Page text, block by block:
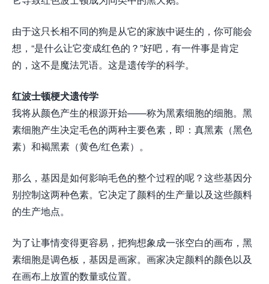
由于这只长相不同的狗是从它的家族中诞生的，你可能会
想，“是什么让它变成红色的？”好吧，有一件事是肯定
的，这不是魔法咒语。这是遗传学的科学。
红波士顿梗犬遗传学
我将从颜色产生的根源开始——称为黑素细胞的细胞。黑
素细胞产生决定毛色的两种主要色素，即：真黑素（黑色
素）和褐黑素（黄色/红色素）。
那么，基因是如何影响毛色的整个过程的呢？这些基因分
别控制这两种色素。它决定了颜料的生产量以及这些颜料
的生产地点。
为了让事情变得更容易，把狗想象成一张空白的画布，黑
素细胞是调色板，基因是画家。画家决定颜料的颜色以及
在画布上放置的数量或位置。